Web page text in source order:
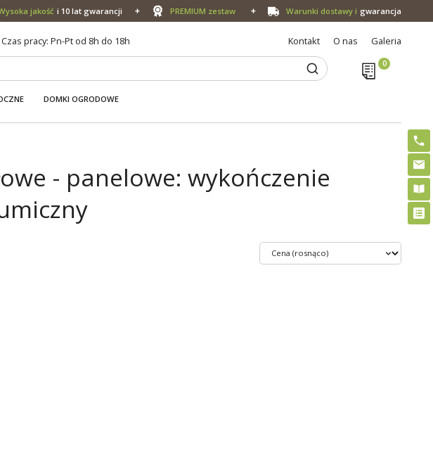
jakość i 10 lat gwarancji PREMIUM zestaw Warunki dostawy i gwarancja
Czas pracy: Pn-Pt od 8h do 18h Kontakt O nas Galeria
DOMKI OGRODOWE
- panelowe: wykończenie